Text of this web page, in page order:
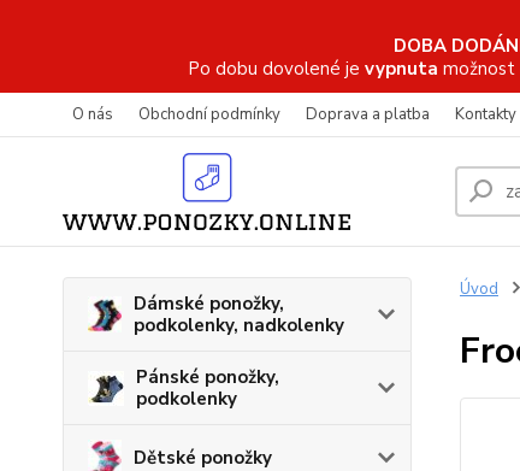
DOBA
Po dobu dovolené je vypnuta možnost
O nás Obchodní podmínky Doprava a platba Kontakty
Dámské ponožky,
podkolenky, nadkolenky
Pánské ponožky,
podkolenky
Dětské ponožky
Úvod